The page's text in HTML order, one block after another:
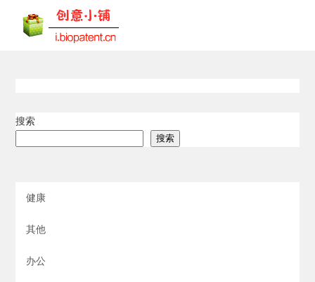
搜索
搜索
健康
其他
办公